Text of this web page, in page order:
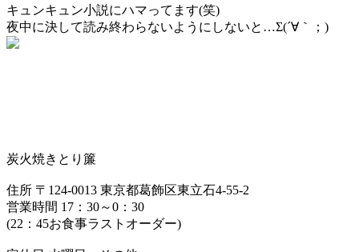
キュンキュン小説にハマってます(笑)
夜中に決して読み終わらないようにしないと…Σ(´∀｀；)
炭火焼きとり簾
住所 〒124-0013 東京都葛飾区東立石4-55-2
営業時間 17：30～0：30
(22：45お食事ラストオーダー)